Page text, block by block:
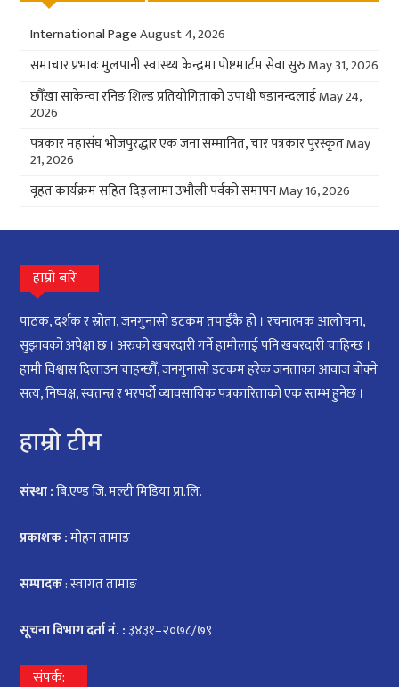
International PageAugust 4, 2026
समाचार प्रभावः मुलपानी स्वास्थ्य केन्द्रमा पोष्टमार्टम सेवा सुरुMay 31, 2026
छौँखा साकेन्वा रनिङ शिल्ड प्रतियोगिताको उपाधी षडानन्दलाईMay 24,
2026
पत्रकार महासंघ भोजपुरद्धार एक जना सम्मानित, चार पत्रकार पुरस्कृतMay
21, 2026
वृहत कार्यक्रम सहित दिङ्लामा उभौली पर्वको समापनMay 16, 2026
हाम्रो बारे
पाठक, दर्शक र स्रोता, जनगुनासो डटकम तपाईंकै हो । रचनात्मक आलोचना,
सुझावको अपेक्षा छ । अरुको खबरदारी गर्ने हामीलाई पनि खबरदारी चाहिन्छ ।
हामी विश्वास दिलाउन चाहन्छौँ, जनगुनासो डटकम हरेक जनताका आवाज बोक्ने
सत्य, निष्पक्ष, स्वतन्त्र र भरपर्दो व्यावसायिक पत्रकारिताको एक स्तम्भ हुनेछ ।
हाम्रो टीम
संस्था :बि.एण्ड जि. मल्टी मिडिया प्रा.लि.
प्रकाशक :मोहन तामाङ
सम्पादक: स्वागत तामाङ
सूचना विभाग दर्ता नं. : ३४३१–२०७८/७९
संपर्क: